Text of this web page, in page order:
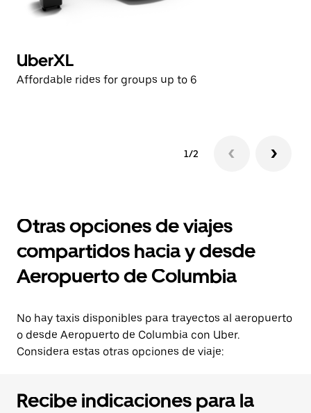
UberXL
Affordable rides for groups up to 6
1/2
Otras opciones de viajes
compartidos hacia y desde
Aeropuerto de Columbia
No hay taxis disponibles para trayectos al aeropuerto
o desde Aeropuerto de Columbia con Uber.
Considera estas otras opciones de viaje:
Recibe indicaciones para la